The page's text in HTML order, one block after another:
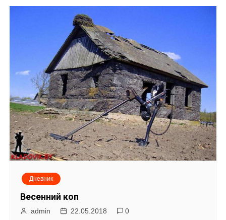
Дневник
Весенний коп
admin 22.05.2018 0